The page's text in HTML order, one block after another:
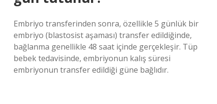
Embriyo transferinden sonra, özellikle 5 günlük bir
embriyo (blastosist aşaması) transfer edildiğinde,
bağlanma genellikle 48 saat içinde gerçekleşir. Tüp
bebek tedavisinde, embriyonun kalış süresi
embriyonun transfer edildiği güne bağlıdır.